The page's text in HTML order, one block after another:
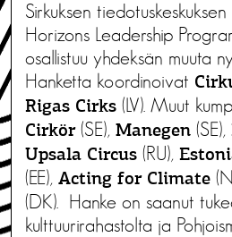
Sirkuksen
Horizons Leadership
osallistuu yhdeksän muuta
Hanketta koordinoivat
Rigas Cirks (LV). Muut
Cirkör(SE), Manegen (SE),
Upsala Circus (RU),
(EE), Acting for Climate
(DK). Hanke on saanut
kulttuurirahastolta ja